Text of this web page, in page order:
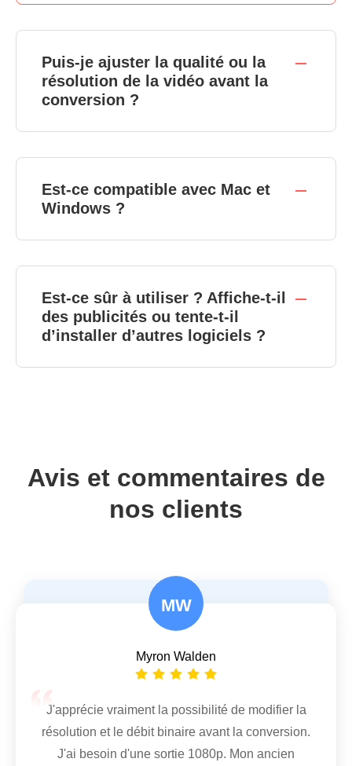
Puis-je ajuster la qualité ou la
résolution de la vidéo avant la
conversion ?
Est-ce compatible avec Mac et
Windows ?
Est-ce sûr à utiliser ? Affiche-t-il
des publicités ou tente-t-il
d’installer d’autres logiciels ?
Avis et commentaires de
nos clients
MW
Myron Walden
J'apprécie vraiment la possibilité de modifier la
résolution et le débit binaire avant la conversion.
J'ai besoin d'une sortie 1080p. Mon ancien
Gérardo Penton
Mon téléphone enregistre les vidéos au format
HEVC, et mon PC Windows ne parvenait pas à
ouvrir les fichiers. J'ai donc converti les fichiers
HEVC en MP4 avec AnyRec Free Video